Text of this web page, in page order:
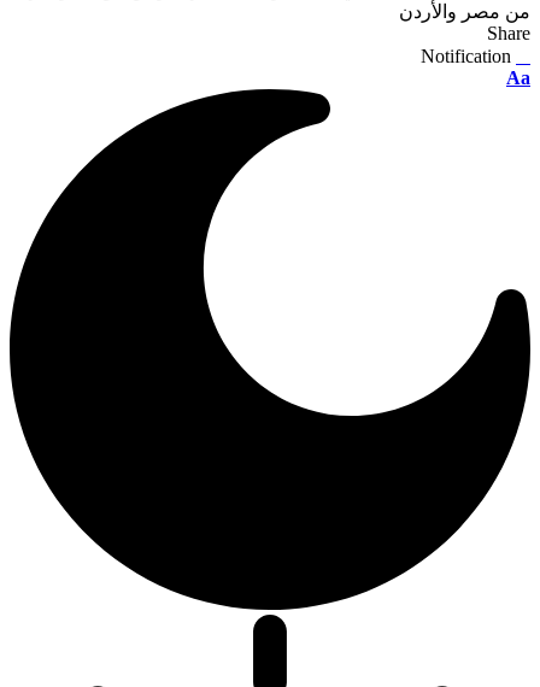
من مصر والأردن
Share
Notification
Font
Aa